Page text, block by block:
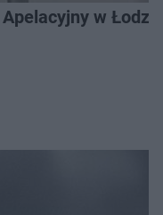
w Łodzi